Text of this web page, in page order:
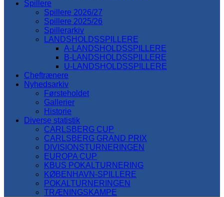
Spillere
Spillere 2026/27
Spillere 2025/26
Spillerarkiv
LANDSHOLDSSPILLERE
A-LANDSHOLDSSPILLERE
B-LANDSHOLDSSPILLERE
U-LANDSHOLDSSPILLERE
Cheftrænere
Nyhedsarkiv
Førsteholdet
Gallerier
Historie
Diverse statistik
CARLSBERG CUP
CARLSBERG GRAND PRIX
DIVISIONSTURNERINGEN
EUROPA CUP
KBUS POKALTURNERING
KØBENHAVN-SPILLERE
POKALTURNERINGEN
TRÆNINGSKAMPE